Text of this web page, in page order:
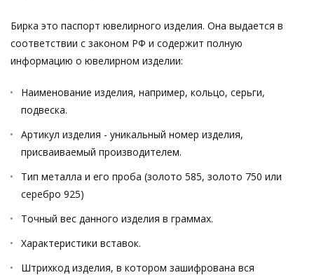
Бирка это паспорт ювелирного изделия. Она выдается в
соответствии с законом РФ и содержит полную
информацию о ювелирном изделии:
Наименование изделия, например, кольцо, серьги,
подвеска.
Артикул изделия - уникальный номер изделия,
присваиваемый производителем.
Тип металла и его проба (золото 585, золото 750 или
серебро 925)
Точный вес данного изделия в граммах.
Характеристики вставок.
Штрихкод изделия, в котором зашифрована вся